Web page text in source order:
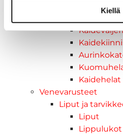
Kiellä
Kaidehelat
Venevarusteet
Liput ja
Liput
Lippulukot